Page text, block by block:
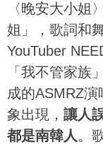
〈晚安大小姐
姐」，歌詞和
YouTuber
「我不管家族
成的ASMRZ
象出現， 讓人
都是南韓人 。